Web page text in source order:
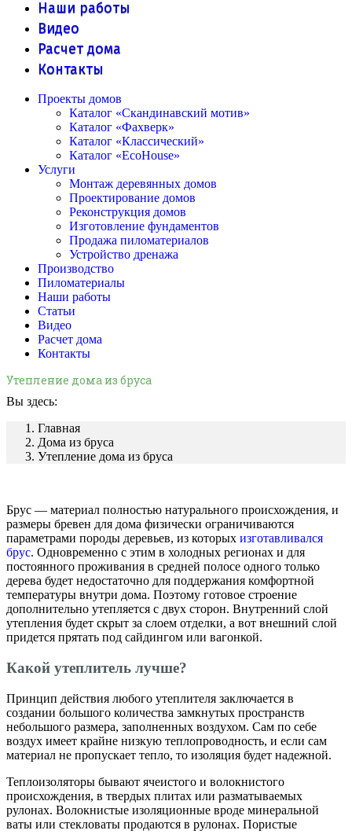
Наши работы
Видео
Расчет дома
Контакты
Проекты домов
Каталог «Скандинавский мотив»
Каталог «Фахверк»
Каталог «Классический»
Каталог «EcoHouse»
Услуги
Монтаж деревянных домов
Проектирование домов
Реконструкция домов
Изготовление фундаментов
Продажа пиломатериалов
Устройство дренажа
Производство
Пиломатериалы
Наши работы
Статьи
Видео
Расчет дома
Контакты
Утепление дома из бруса
Вы здесь:
Главная
Дома из бруса
Утепление дома из бруса
Брус — материал полностью натурального происхождения, и
размеры бревен для дома физически ограничиваются
параметрами породы деревьев, из которых изготавливался
брус. Одновременно с этим в холодных регионах и для
постоянного проживания в средней полосе одного только
дерева будет недостаточно для поддержания комфортной
температуры внутри дома. Поэтому готовое строение
дополнительно утепляется с двух сторон. Внутренний слой
утепления будет скрыт за слоем отделки, а вот внешний слой
придется прятать под сайдингом или вагонкой.
Какой утеплитель лучше?
Принцип действия любого утеплителя заключается в
создании большого количества замкнутых пространств
небольшого размера, заполненных воздухом. Сам по себе
воздух имеет крайне низкую теплопроводность, и если сам
материал не пропускает тепло, то изоляция будет надежной.
Теплоизоляторы бывают ячеистого и волокнистого
происхождения, в твердых плитах или разматываемых
рулонах. Волокнистые изоляционные вроде минеральной
ваты или стекловаты продаются в рулонах. Пористые